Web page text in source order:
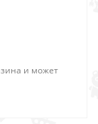
и может